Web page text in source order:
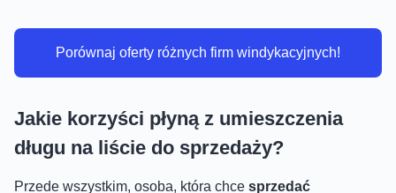
Porównaj oferty różnych firm windykacyjnych!
Jakie korzyści płyną z umieszczenia
długu na liście do sprzedaży?
Przede wszystkim, osoba, która chce sprzedać